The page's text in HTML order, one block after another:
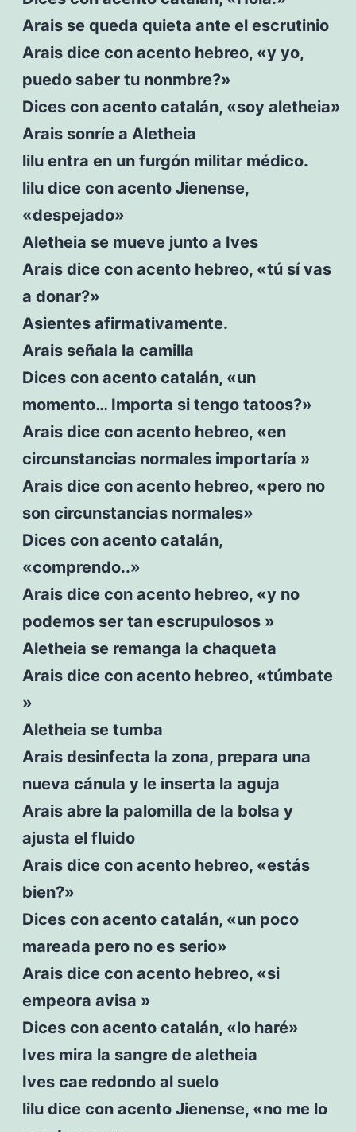
Arais se queda quieta ante el escrutinio
Arais dice con acento hebreo, «y yo,
puedo saber tu nonmbre?»
Dices con acento catalán, «soy aletheia»
Arais sonríe a Aletheia
lilu entra en un furgón militar médico.
lilu dice con acento Jienense,
«despejado»
Aletheia se mueve junto a Ives
Arais dice con acento hebreo, «tú sí vas
a donar?»
Asientes afirmativamente.
Arais señala la camilla
Dices con acento catalán, «un
momento… Importa si tengo tatoos?»
Arais dice con acento hebreo, «en
circunstancias normales importaría »
Arais dice con acento hebreo, «pero no
son circunstancias normales»
Dices con acento catalán,
«comprendo..»
Arais dice con acento hebreo, «y no
podemos ser tan escrupulosos »
Aletheia se remanga la chaqueta
Arais dice con acento hebreo, «túmbate
»
Aletheia se tumba
Arais desinfecta la zona, prepara una
nueva cánula y le inserta la aguja
Arais abre la palomilla de la bolsa y
ajusta el fluido
Arais dice con acento hebreo, «estás
bien?»
Dices con acento catalán, «un poco
mareada pero no es serio»
Arais dice con acento hebreo, «si
empeora avisa »
Dices con acento catalán, «lo haré»
Ives mira la sangre de aletheia
Ives cae redondo al suelo
lilu dice con acento Jienense, «no me lo